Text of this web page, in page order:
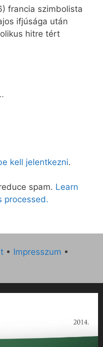
francia szimbolista
ifjúsága után
hitre tért
kell jelentkezni.
spam. Learn
processed.
• Impresszum •